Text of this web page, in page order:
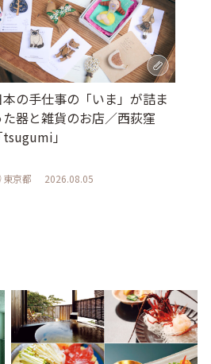
本の手仕事の「いま」が詰ま
た器と雑貨のお店／西荻窪
tsugumi」
東京都 2026.08.05